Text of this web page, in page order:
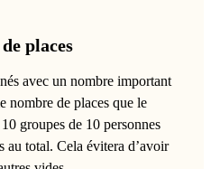
places
avec un nombre important
nombre de places que le
groupes de 10 personnes
au total. Cela évitera d’avoir